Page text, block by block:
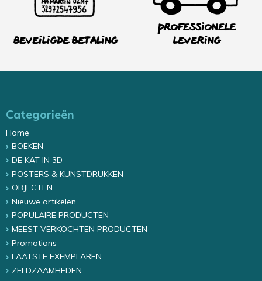
Beveiligde betaling
Professionele
levering
Categorieën
Home
BOEKEN
DE KAT IN 3D
POSTERS & KUNSTDRUKKEN
OBJECTEN
Nieuwe artikelen
POPULAIRE PRODUCTEN
MEEST VERKOCHTEN PRODUCTEN
Promotions
LAATSTE EXEMPLAREN
ZELDZAAMHEDEN